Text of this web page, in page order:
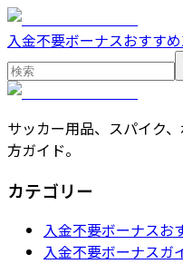
入金不要ボーナスおすす
サッカー用品、スパイク
方ガイド。
カテゴリー
入金不要ボーナスお
入金不要ボーナスガ